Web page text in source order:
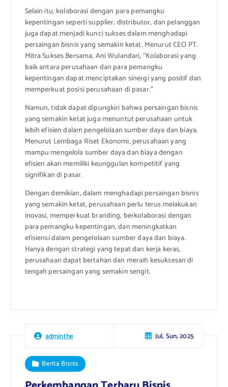
Selain itu, kolaborasi dengan para pemangku
kepentingan seperti supplier, distributor, dan pelanggan
juga dapat menjadi kunci sukses dalam menghadapi
persaingan bisnis yang semakin ketat. Menurut CEO PT.
Mitra Sukses Bersama, Ani Wulandari, “Kolaborasi yang
baik antara perusahaan dan para pemangku
kepentingan dapat menciptakan sinergi yang positif dan
memperkuat posisi perusahaan di pasar.”
Namun, tidak dapat dipungkiri bahwa persaingan bisnis
yang semakin ketat juga menuntut perusahaan untuk
lebih efisien dalam pengelolaan sumber daya dan biaya.
Menurut Lembaga Riset Ekonomi, perusahaan yang
mampu mengelola sumber daya dan biaya dengan
efisien akan memiliki keunggulan kompetitif yang
signifikan di pasar.
Dengan demikian, dalam menghadapi persaingan bisnis
yang semakin ketat, perusahaan perlu terus melakukan
inovasi, memperkuat branding, berkolaborasi dengan
para pemangku kepentingan, dan meningkatkan
efisiensi dalam pengelolaan sumber daya dan biaya.
Hanya dengan strategi yang tepat dan kerja keras,
perusahaan dapat bertahan dan meraih kesuksesan di
tengah persaingan yang semakin sengit.
adminthe Jul, Sun, 2025
Berita Bisnis